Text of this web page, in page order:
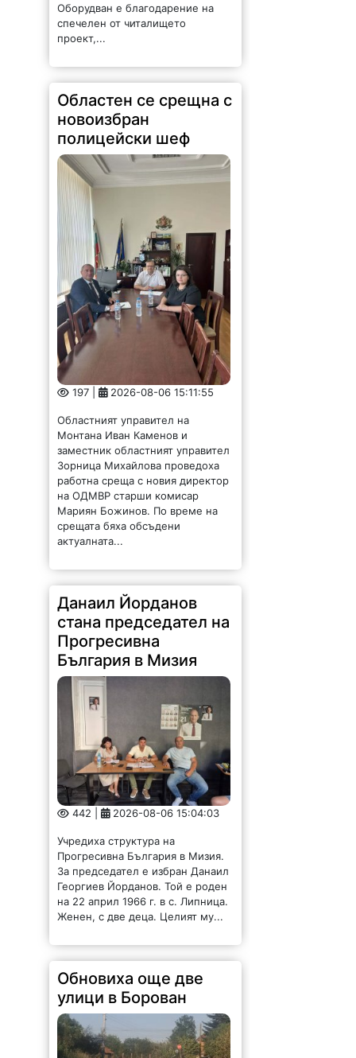
Оборудван е благодарение на
спечелен от читалището
проект,...
Областен се срещна с
новоизбран
полицейски шеф
197 | 2026-08-06 15:11:55
Областният управител на
Монтана Иван Каменов и
заместник областният управител
Зорница Михайлова проведоха
работна среща с новия директор
на ОДМВР старши комисар
Мариян Божинов. По време на
срещата бяха обсъдени
актуалната...
Данаил Йорданов
стана председател на
Прогресивна
България в Мизия
442 | 2026-08-06 15:04:03
Учредиха структура на
Прогресивна България в Мизия.
За председател е избран Данаил
Георгиев Йорданов. Той е роден
на 22 април 1966 г. в с. Липница.
Женен, с две деца. Целият му...
Обновиха още две
улици в Борован